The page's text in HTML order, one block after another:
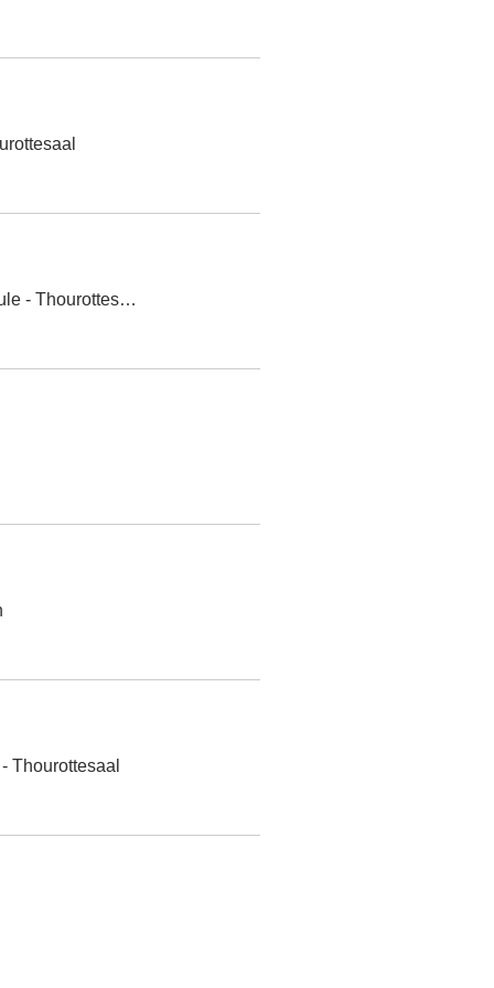
Alte Schule - Thourottesaal
Thourottesaal